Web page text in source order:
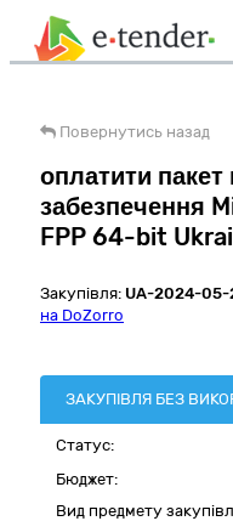
Повернутись назад
оплатити
забезпечення
FPP 64-bit
Закупівля: UA-2024-
на DoZorro
ЗАКУПІВЛЯ БЕЗ
Статус:
Бюджет:
Вид предмету